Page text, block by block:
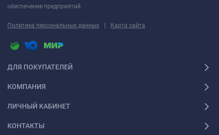
обеспечение предприятий.
Политика персональных данных | Карта сайта
ДЛЯ ПОКУПАТЕЛЕЙ
КОМПАНИЯ
ЛИЧНЫЙ КАБИНЕТ
КОНТАКТЫ